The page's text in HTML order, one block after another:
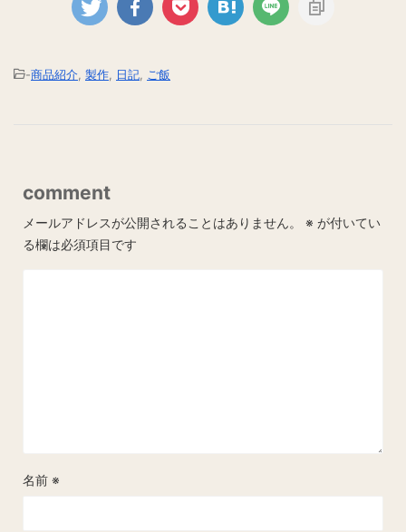
-商品紹介 製作 日記 ご飯
comment
メールアドレスが公開されることはありません。 ※ が付いてい
る欄は必須項目です
名前 ※